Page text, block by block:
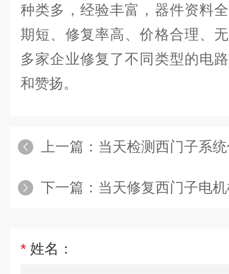
种类多，经验丰富，器件资料
期短、修复率高、价格合理、
多家企业修复了不同类型的电
和赞扬。
上一篇： 当天检测西门子系统伺服
下一篇： 当天修复西门子电机
* 姓名：